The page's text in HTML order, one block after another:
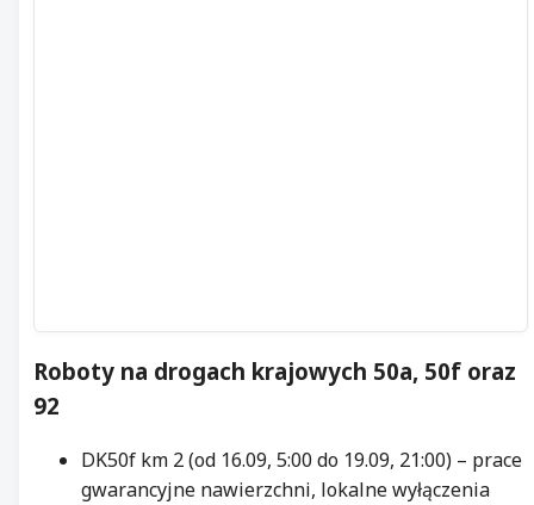
Roboty na drogach krajowych 50a, 50f oraz
92
DK50f km 2 (od 16.09, 5:00 do 19.09, 21:00) – prace
gwarancyjne nawierzchni, lokalne wyłączenia